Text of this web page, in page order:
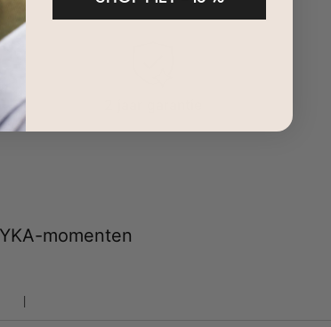
momenten